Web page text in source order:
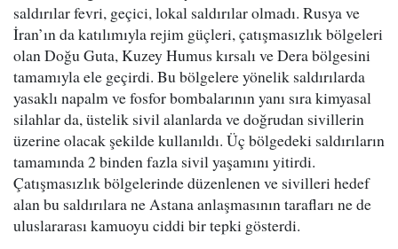
saldırılar fevri, geçici, lokal saldırılar olmadı. Rusya ve
İran’ın da katılımıyla rejim güçleri, çatışmasızlık bölgeleri
olan Doğu Guta, Kuzey Humus kırsalı ve Dera bölgesini
tamamıyla ele geçirdi. Bu bölgelere yönelik saldırılarda
yasaklı napalm ve fosfor bombalarının yanı sıra kimyasal
silahlar da, üstelik sivil alanlarda ve doğrudan sivillerin
üzerine olacak şekilde kullanıldı. Üç bölgedeki saldırıların
tamamında 2 binden fazla sivil yaşamını yitirdi.
Çatışmasızlık bölgelerinde düzenlenen ve sivilleri hedef
alan bu saldırılara ne Astana anlaşmasının tarafları ne de
uluslararası kamuoyu ciddi bir tepki gösterdi.